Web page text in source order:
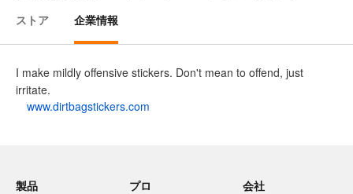
ストア
企業情報
I make mildly offensive stickers. Don't mean to offend, just
irritate.
www.dirtbagstickers.com
製品
プロ
会社